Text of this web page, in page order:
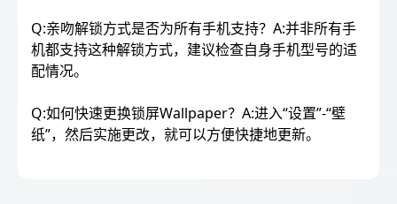
Q:亲吻解锁方式是否为所有手机支持？A:并非所有手
机都支持这种解锁方式，建议检查自身手机型号的适
配情况。
Q:如何快速更换锁屏Wallpaper？A:进入“设置”-“壁
纸”，然后实施更改，就可以方便快捷地更新。